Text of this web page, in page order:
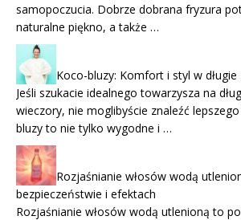
samopoczucia. Dobrze dobrana fryzura
naturalne piękno, a także …
Koco-bluzy: Komfort i styl w
Jeśli szukacie idealnego towarzysza na
wieczory, nie moglibyście znaleźć
bluzy to nie tylko wygodne i …
Rozjaśnianie włosów wodą
bezpieczeństwie i efektach
Rozjaśnianie włosów wodą utlenioną to